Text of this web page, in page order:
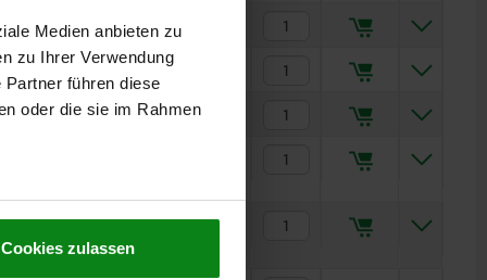
Medien anbieten zu
zu Ihrer Verwendung
führen diese
oder die sie im Rahmen
Cookies zulassen
589,41 CHF
678,45 CHF
546,11 CHF
628,62 CHF